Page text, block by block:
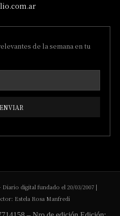
de la semana en tu
ENVIAR
digital fundado el 20/03/2007 |
Estela Rosa Manfredi